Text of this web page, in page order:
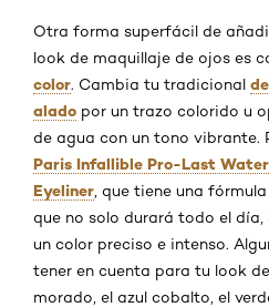
Otra forma superfácil de
look de maquillaje de ojos es
color. Cambia tu tradicional
alado por un trazo colorido u
de agua con un tono vibrante.
Paris Infallible Pro-Last
Eyeliner , que tiene una
que no solo durará todo el
un color preciso e intenso.
tener en cuenta para tu look
morado, el azul cobalto, el